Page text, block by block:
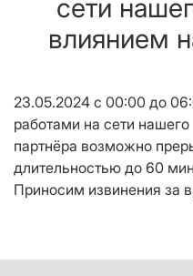
сети
влиянием
23.05.2024 с 00:00 до
работами на сети нашего
партнёра возможно
длительностью до 60
Приносим извинения за